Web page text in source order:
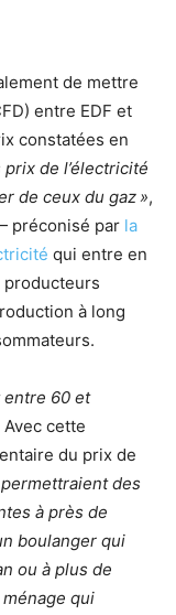
de mettre
) entre EDF et
constatées en
de l’électricité
de ceux du gaz»,
préconisé par la
qui entre en
à long
entre 60 et
cette
du prix de
des
à près de
boulanger qui
ou à plus de
qui